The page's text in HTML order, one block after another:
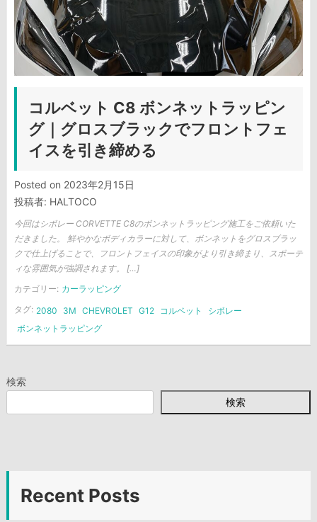
コルベット C8 ボンネットラッピン
グ｜グロスブラックでフロントフェ
イスを引き締める
Posted on 2023年2月15日
投稿者: HALTOCO
今回はシボレー CORVETTE C8のボンネットラッピング施工をご依頼いた
だきました。 鮮やかなボディカラーに対して、ボンネットをグロスブラッ
クで仕上げることで、フロントフェイスの印象がより引き締まり、スポーテ
ィな雰囲気が強調されます。 […]
カテゴリー: カーラッピング
タグ: 2080 3M CHEVROLET G12 コルベット
シボレー
ボンネットラッピング
検索
検索
Recent Posts